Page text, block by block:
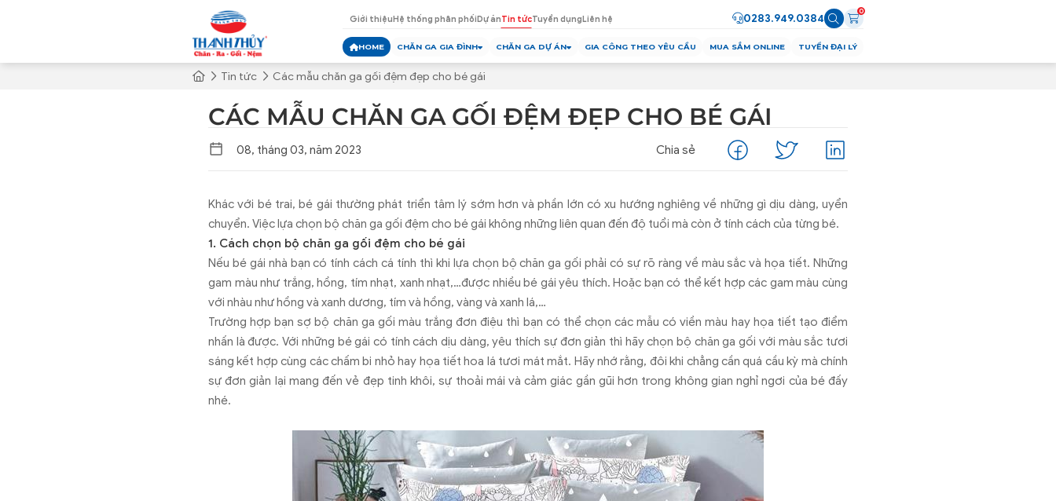
Giới thiệuHệ thống phân phốiDự ánTin tứcTuyển dụngLiên hệ 0283.949.0384
0
HOME CHĂN GA GIA ĐÌNH CHĂN GA DỰ ÁN GIA CÔNG THEO YÊU CẦU MUA SẮM ONLINE TUYỂN ĐẠI LÝ
Tin tức Các mẫu chăn ga gối đệm đẹp cho bé gái
CÁC MẪU CHĂN GA GỐI ĐỆM ĐẸP CHO BÉ GÁI
08, tháng 03, năm 2023 Chia sẻ
Khác với bé trai, bé gái thường phát triển tâm lý sớm hơn và phần lớn có xu hướng nghiêng về những gì dịu dàng, uyển
chuyển. Việc lựa chọn bộ chăn ga gối đệm cho bé gái không những liên quan đến độ tuổi mà còn ở tính cách của từng bé.
1. Cách chọn bộ chăn ga gối đệm cho bé gái
Nếu bé gái nhà bạn có tính cách cá tính thì khi lựa chọn bộ chăn ga gối phải có sự rõ ràng về màu sắc và họa tiết. Những
gam màu như trắng, hồng, tím nhạt, xanh nhạt,…được nhiều bé gái yêu thích. Hoặc bạn có thể kết hợp các gam màu cùng
với nhàu như hồng và xanh dương, tím và hồng, vàng và xanh lá,…
Trường hợp bạn sợ bộ chăn ga gối màu trắng đơn điệu thì bạn có thể chọn các mẫu có viền màu hay họa tiết tạo điểm
nhấn là được. Với những bé gái có tính cách dịu dàng, yêu thích sự đơn giản thì hãy chọn bộ chăn ga gối với màu sắc tươi
sáng kết hợp cùng các chấm bi nhỏ hay họa tiết hoa lá tươi mát mắt. Hãy nhớ rằng, đôi khi chẳng cần quá cầu kỳ mà chính
sự đơn giản lại mang đến vẻ đẹp tinh khôi, sự thoải mái và cảm giác gần gũi hơn trong không gian nghỉ ngơi của bé đấy
nhé.